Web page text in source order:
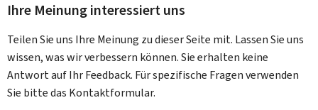
Ihre Meinung interessiert uns
Teilen Sie uns Ihre Meinung zu dieser Seite mit. Lassen Sie uns
wissen, was wir verbessern können. Sie erhalten keine
Antwort auf Ihr Feedback. Für spezifische Fragen verwenden
Sie bitte das Kontaktformular.